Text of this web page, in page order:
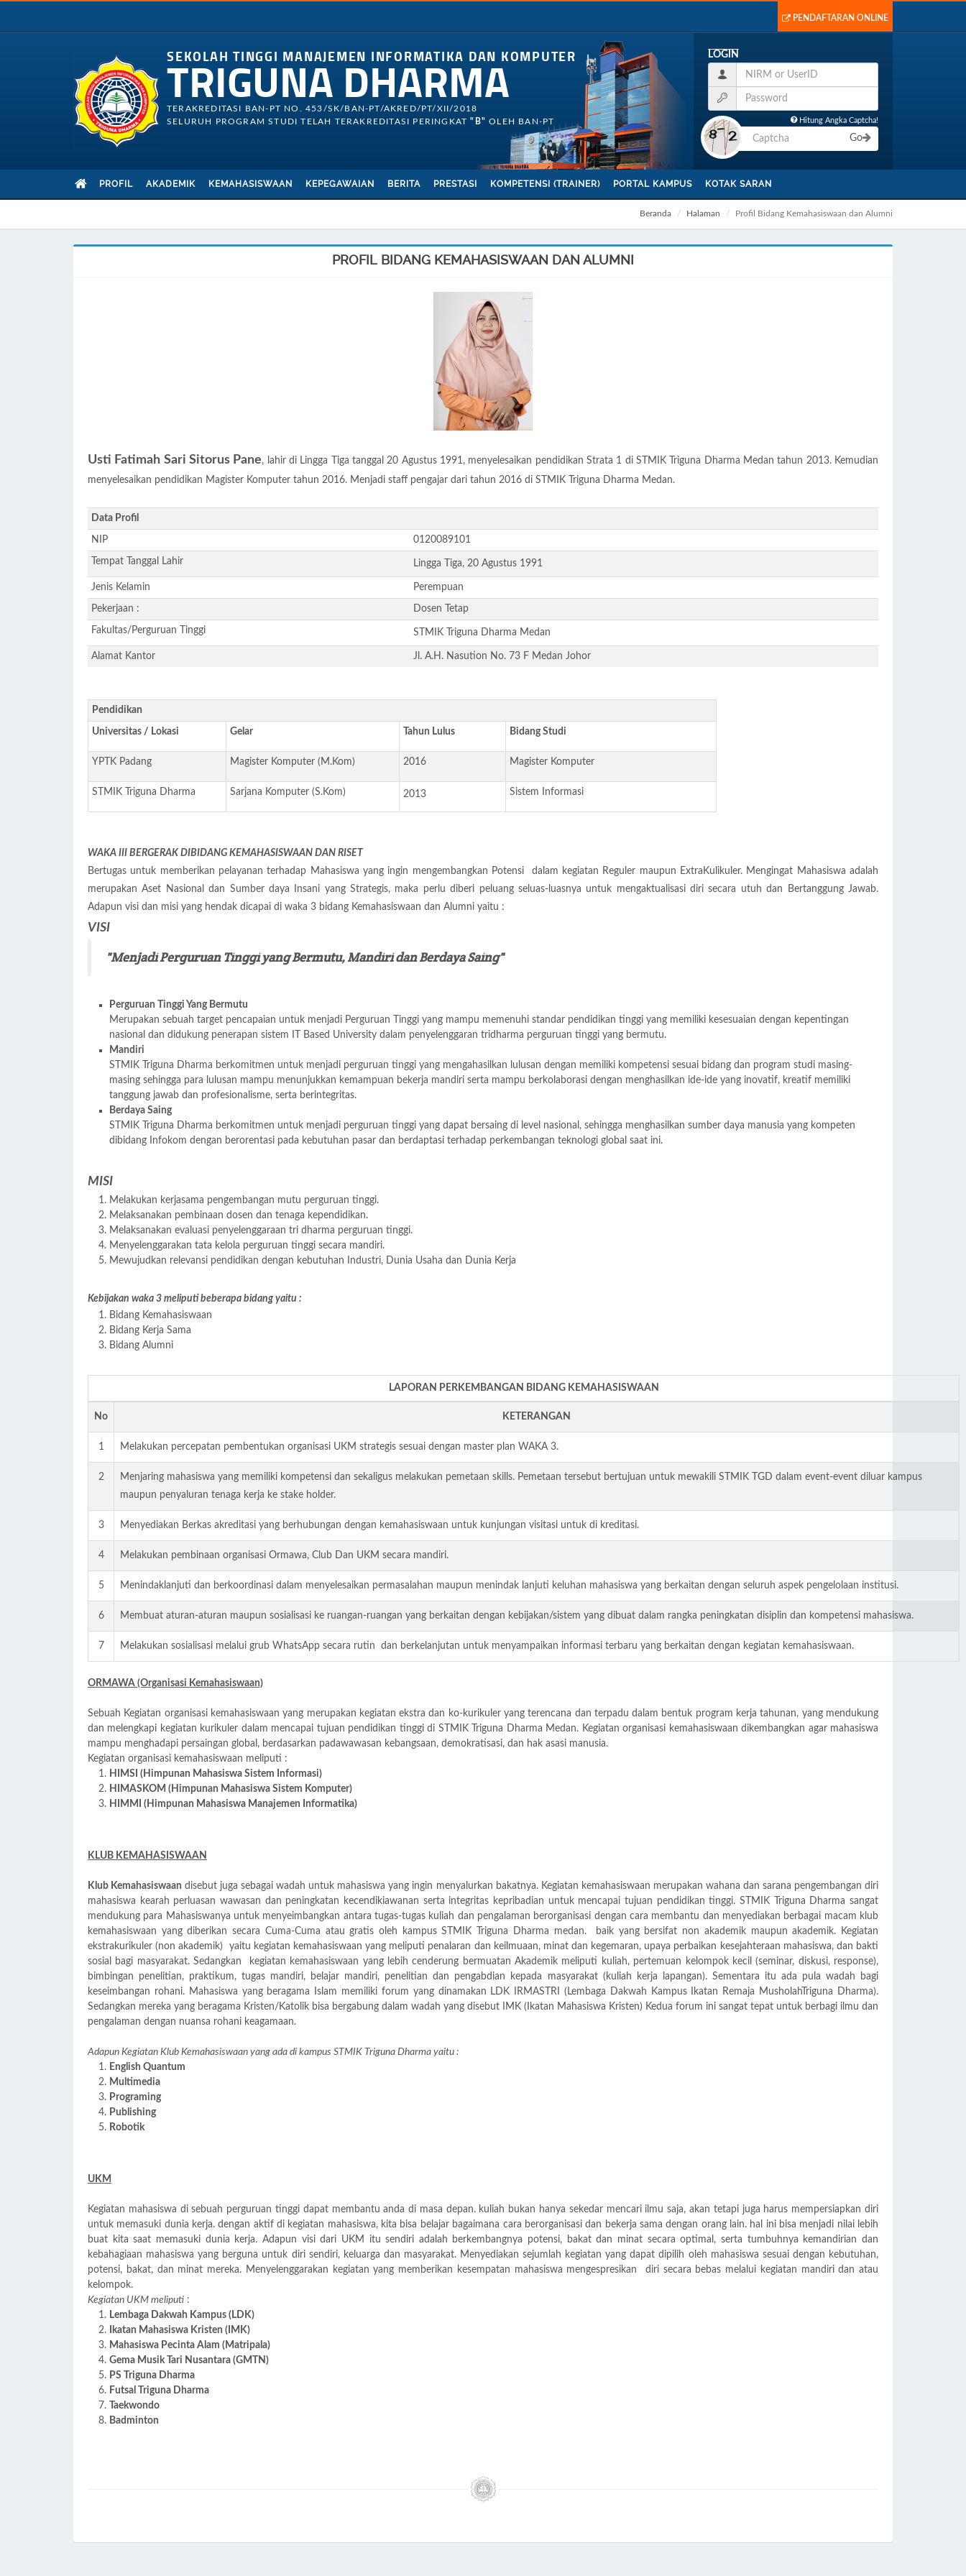
PENDAFTARAN ONLINE
SEKOLAH TINGGI MANAJEMEN INFORMATIKA DAN KOMPUTER
TRIGUNA DHARMA
TERAKREDITASI BAN-PT NO. 453/SK/BAN-PT/AKRED/PT/XII/2018
SELURUH PROGRAM STUDI TELAH TERAKREDITASI PERINGKAT"B" OLEH BAN-PT
LOGIN
Hitung Angka Captcha!
Go
PROFIL AKADEMIK KEMAHASISWAAN KEPEGAWAIAN BERITA PRESTASI KOMPETENSI (TRAINER) PORTAL KAMPUS KOTAK SARAN
Beranda Halaman Profil Bidang Kemahasiswaan dan Alumni
PROFIL BIDANG KEMAHASISWAAN DAN ALUMNI
Usti Fatimah Sari Sitorus Pane, lahir di Lingga Tiga tanggal 20 Agustus 1991, menyelesaikan pendidikan Strata 1 di STMIK Triguna Dharma Medan tahun 2013. Kemudian
menyelesaikan pendidikan Magister Komputer tahun 2016. Menjadi staff pengajar dari tahun 2016 di STMIK Triguna Dharma Medan.
Data Profil
NIP 0120089101
Tempat Tanggal Lahir Lingga Tiga, 20 Agustus 1991
Jenis Kelamin Perempuan
Pekerjaan : Dosen Tetap
Fakultas/Perguruan Tinggi STMIK Triguna Dharma Medan
Alamat Kantor Jl. A.H. Nasution No. 73 F Medan Johor
Pendidikan
Universitas / Lokasi Gelar Tahun Lulus Bidang Studi
YPTK Padang Magister Komputer (M.Kom) 2016 Magister Komputer
STMIK Triguna Dharma Sarjana Komputer (S.Kom) 2013 Sistem Informasi
WAKA III BERGERAK DIBIDANG KEMAHASISWAAN DAN RISET
Bertugas untuk memberikan pelayanan terhadap Mahasiswa yang ingin mengembangkan Potensi dalam kegiatan Reguler maupun ExtraKulikuler. Mengingat Mahasiswa adalah
merupakan Aset Nasional dan Sumber daya Insani yang Strategis, maka perlu diberi peluang seluas-luasnya untuk mengaktualisasi diri secara utuh dan Bertanggung Jawab.
Adapun visi dan misi yang hendak dicapai di waka 3 bidang Kemahasiswaan dan Alumni yaitu :
VISI
"Menjadi Perguruan Tinggi yang Bermutu, Mandiri dan Berdaya Saing"
Perguruan Tinggi Yang Bermutu
Merupakan sebuah target pencapaian untuk menjadi Perguruan Tinggi yang mampu memenuhi standar pendidikan tinggi yang memiliki kesesuaian dengan kepentingan
nasional dan didukung penerapan sistem IT Based University dalam penyelenggaran tridharma perguruan tinggi yang bermutu.
Mandiri
STMIK Triguna Dharma berkomitmen untuk menjadi perguruan tinggi yang mengahasilkan lulusan dengan memiliki kompetensi sesuai bidang dan program studi masing-
masing sehingga para lulusan mampu menunjukkan kemampuan bekerja mandiri serta mampu berkolaborasi dengan menghasilkan ide-ide yang inovatif, kreatif memiliki
tanggung jawab dan profesionalisme, serta berintegritas.
Berdaya Saing
STMIK Triguna Dharma berkomitmen untuk menjadi perguruan tinggi yang dapat bersaing di level nasional, sehingga menghasilkan sumber daya manusia yang kompeten
dibidang Infokom dengan berorentasi pada kebutuhan pasar dan berdaptasi terhadap perkembangan teknologi global saat ini.
MISI
Melakukan kerjasama pengembangan mutu perguruan tinggi.
Melaksanakan pembinaan dosen dan tenaga kependidikan.
Melaksanakan evaluasi penyelenggaraan tri dharma perguruan tinggi.
Menyelenggarakan tata kelola perguruan tinggi secara mandiri.
Mewujudkan relevansi pendidikan dengan kebutuhan Industri, Dunia Usaha dan Dunia Kerja
Kebijakan waka 3 meliputi beberapa bidang yaitu :
Bidang Kemahasiswaan
Bidang Kerja Sama
Bidang Alumni
LAPORAN PERKEMBANGAN BIDANG KEMAHASISWAAN
No KETERANGAN
1 Melakukan percepatan pembentukan organisasi UKM strategis sesuai dengan master plan WAKA 3.
2
Menjaring mahasiswa yang memiliki kompetensi dan sekaligus melakukan pemetaan skills. Pemetaan tersebut bertujuan untuk mewakili STMIK TGD dalam event-event diluar kampus
maupun penyaluran tenaga kerja ke stake holder.
3 Menyediakan Berkas akreditasi yang berhubungan dengan kemahasiswaan untuk kunjungan visitasi untuk di kreditasi.
4 Melakukan pembinaan organisasi Ormawa, Club Dan UKM secara mandiri.
5 Menindaklanjuti dan berkoordinasi dalam menyelesaikan permasalahan maupun menindak lanjuti keluhan mahasiswa yang berkaitan dengan seluruh aspek pengelolaan institusi.
6 Membuat aturan-aturan maupun sosialisasi ke ruangan-ruangan yang berkaitan dengan kebijakan/sistem yang dibuat dalam rangka peningkatan disiplin dan kompetensi mahasiswa.
7 Melakukan sosialisasi melalui grub WhatsApp secara rutin dan berkelanjutan untuk menyampaikan informasi terbaru yang berkaitan dengan kegiatan kemahasiswaan.
ORMAWA (Organisasi Kemahasiswaan)
Sebuah Kegiatan organisasi kemahasiswaan yang merupakan kegiatan ekstra dan ko-kurikuler yang terencana dan terpadu dalam bentuk program kerja tahunan, yang mendukung
dan melengkapi kegiatan kurikuler dalam mencapai tujuan pendidikan tinggi di STMIK Triguna Dharma Medan. Kegiatan organisasi kemahasiswaan dikembangkan agar mahasiswa
mampu menghadapi persaingan global, berdasarkan padawawasan kebangsaan, demokratisasi, dan hak asasi manusia.
Kegiatan organisasi kemahasiswaan meliputi :
HIMSI (Himpunan Mahasiswa Sistem Informasi)
HIMASKOM (Himpunan Mahasiswa Sistem Komputer)
HIMMI (Himpunan Mahasiswa Manajemen Informatika)
KLUB KEMAHASISWAAN
Klub Kemahasiswaan disebut juga sebagai wadah untuk mahasiswa yang ingin menyalurkan bakatnya. Kegiatan kemahasiswaan merupakan wahana dan sarana pengembangan diri
mahasiswa kearah perluasan wawasan dan peningkatan kecendikiawanan serta integritas kepribadian untuk mencapai tujuan pendidikan tinggi. STMIK Triguna Dharma sangat
mendukung para Mahasiswanya untuk menyeimbangkan antara tugas-tugas kuliah dan pengalaman berorganisasi dengan cara membantu dan menyediakan berbagai macam klub
kemahasiswaan yang diberikan secara Cuma-Cuma atau gratis oleh kampus STMIK Triguna Dharma medan. baik yang bersifat non akademik maupun akademik. Kegiatan
ekstrakurikuler (non akademik) yaitu kegiatan kemahasiswaan yang meliputi penalaran dan keilmuaan, minat dan kegemaran, upaya perbaikan kesejahteraan mahasiswa, dan bakti
sosial bagi masyarakat. Sedangkan kegiatan kemahasiswaan yang lebih cenderung bermuatan Akademik meliputi kuliah, pertemuan kelompok kecil (seminar, diskusi, response),
bimbingan penelitian, praktikum, tugas mandiri, belajar mandiri, penelitian dan pengabdian kepada masyarakat (kuliah kerja lapangan). Sementara itu ada pula wadah bagi
keseimbangan rohani. Mahasiswa yang beragama Islam memiliki forum yang dinamakan LDK IRMASTRI (Lembaga Dakwah Kampus Ikatan Remaja MusholahTriguna Dharma).
Sedangkan mereka yang beragama Kristen/Katolik bisa bergabung dalam wadah yang disebut IMK (Ikatan Mahasiswa Kristen) Kedua forum ini sangat tepat untuk berbagi ilmu dan
pengalaman dengan nuansa rohani keagamaan.
Adapun Kegiatan Klub Kemahasiswaan yang ada di kampus STMIK Triguna Dharma yaitu :
English Quantum
Multimedia
Programing
Publishing
Robotik
UKM
Kegiatan mahasiswa di sebuah perguruan tinggi dapat membantu anda di masa depan. kuliah bukan hanya sekedar mencari ilmu saja, akan tetapi juga harus mempersiapkan diri
untuk memasuki dunia kerja. dengan aktif di kegiatan mahasiswa, kita bisa belajar bagaimana cara berorganisasi dan bekerja sama dengan orang lain. hal ini bisa menjadi nilai lebih
buat kita saat memasuki dunia kerja. Adapun visi dari UKM itu sendiri adalah berkembangnya potensi, bakat dan minat secara optimal, serta tumbuhnya kemandirian dan
kebahagiaan mahasiswa yang berguna untuk diri sendiri, keluarga dan masyarakat. Menyediakan sejumlah kegiatan yang dapat dipilih oleh mahasiswa sesuai dengan kebutuhan,
potensi, bakat, dan minat mereka. Menyelenggarakan kegiatan yang memberikan kesempatan mahasiswa mengespresikan diri secara bebas melalui kegiatan mandiri dan atau
kelompok.
Kegiatan UKM meliputi :
Lembaga Dakwah Kampus (LDK)
Ikatan Mahasiswa Kristen (IMK)
Mahasiswa Pecinta Alam (Matripala)
Gema Musik Tari Nusantara (GMTN)
PS Triguna Dharma
Futsal Triguna Dharma
Taekwondo
Badminton